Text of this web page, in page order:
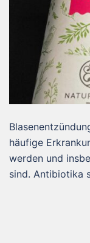
häufige
werden und
sind. Antibiotika